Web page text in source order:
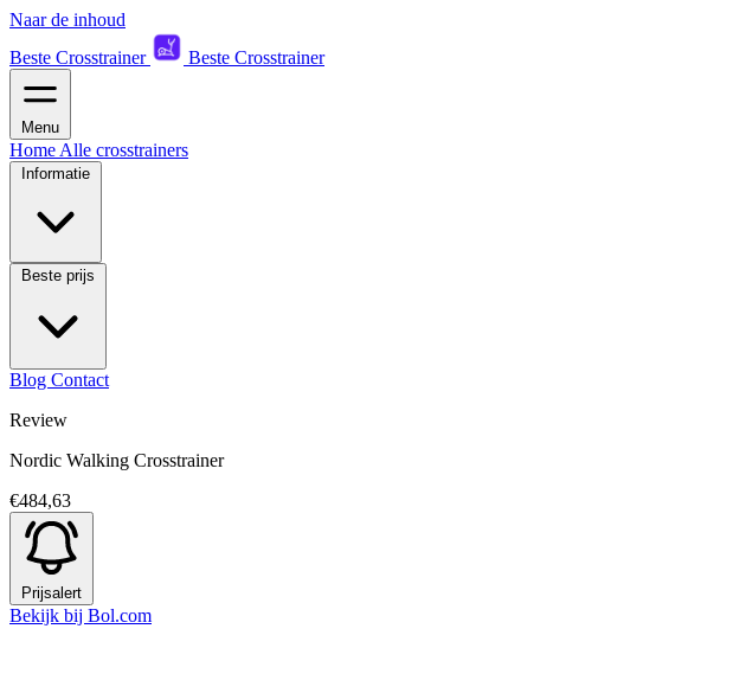
Naar de inhoud
Beste Crosstrainer
Beste Crosstrainer
Menu
Home Alle crosstrainers
Informatie
Beste prijs
Blog Contact
Review
Nordic Walking Crosstrainer
€484,63
Prijsalert
Bekijk bij Bol.com